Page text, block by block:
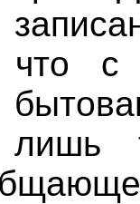
что
лишь